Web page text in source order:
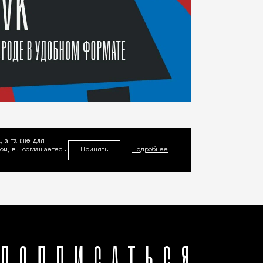
а также для
вы соглашаетесь
Принять Подробнее